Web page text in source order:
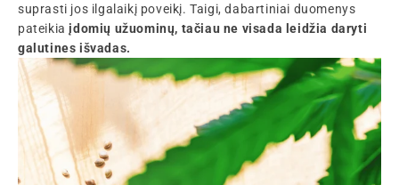
suprasti jos ilgalaikį poveikį. Taigi, dabartiniai duomenys
pateikia įdomių užuominų, tačiau ne visada leidžia daryti
galutines išvadas.